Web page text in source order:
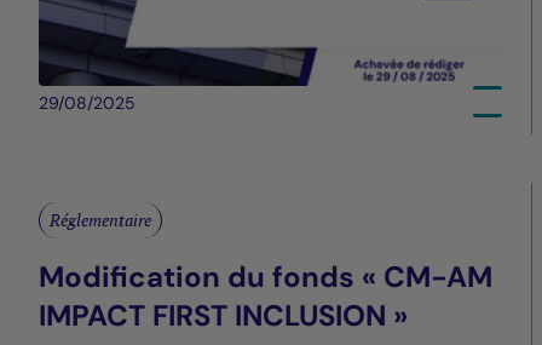
29/08/2025
Réglementaire
Modification du fonds « CM-AM
IMPACT FIRST INCLUSION »